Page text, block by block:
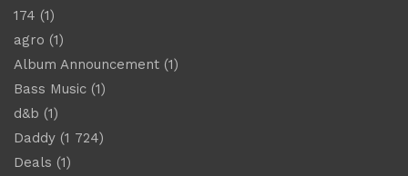
174 (1)
agro (1)
Album Announcement (1)
Bass Music (1)
d&b (1)
Daddy (1 724)
Deals (1)